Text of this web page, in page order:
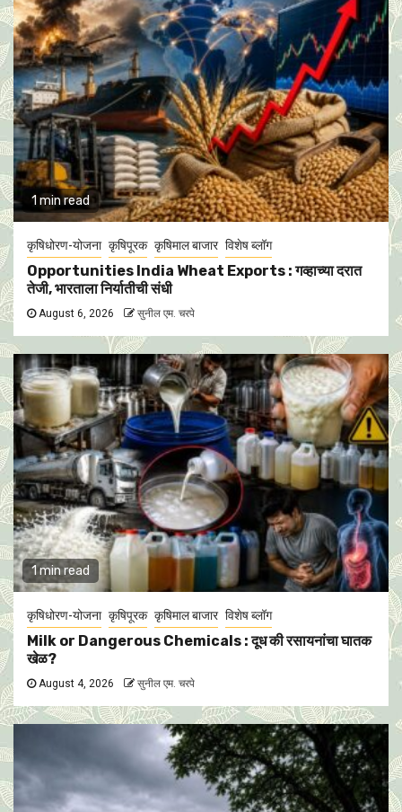
1 min read
कृषिधोरण-योजना कृषिपूरक कृषिमाल बाजार विशेष ब्लॉग
Opportunities India Wheat Exports : गव्हाच्या दरात
तेजी, भारताला निर्यातीची संधी
August 6, 2026 सुनील एम. चरपे
1 min read
कृषिधोरण-योजना कृषिपूरक कृषिमाल बाजार विशेष ब्लॉग
Milk or Dangerous Chemicals : दूध की रसायनांचा घातक
खेळ?
August 4, 2026 सुनील एम. चरपे